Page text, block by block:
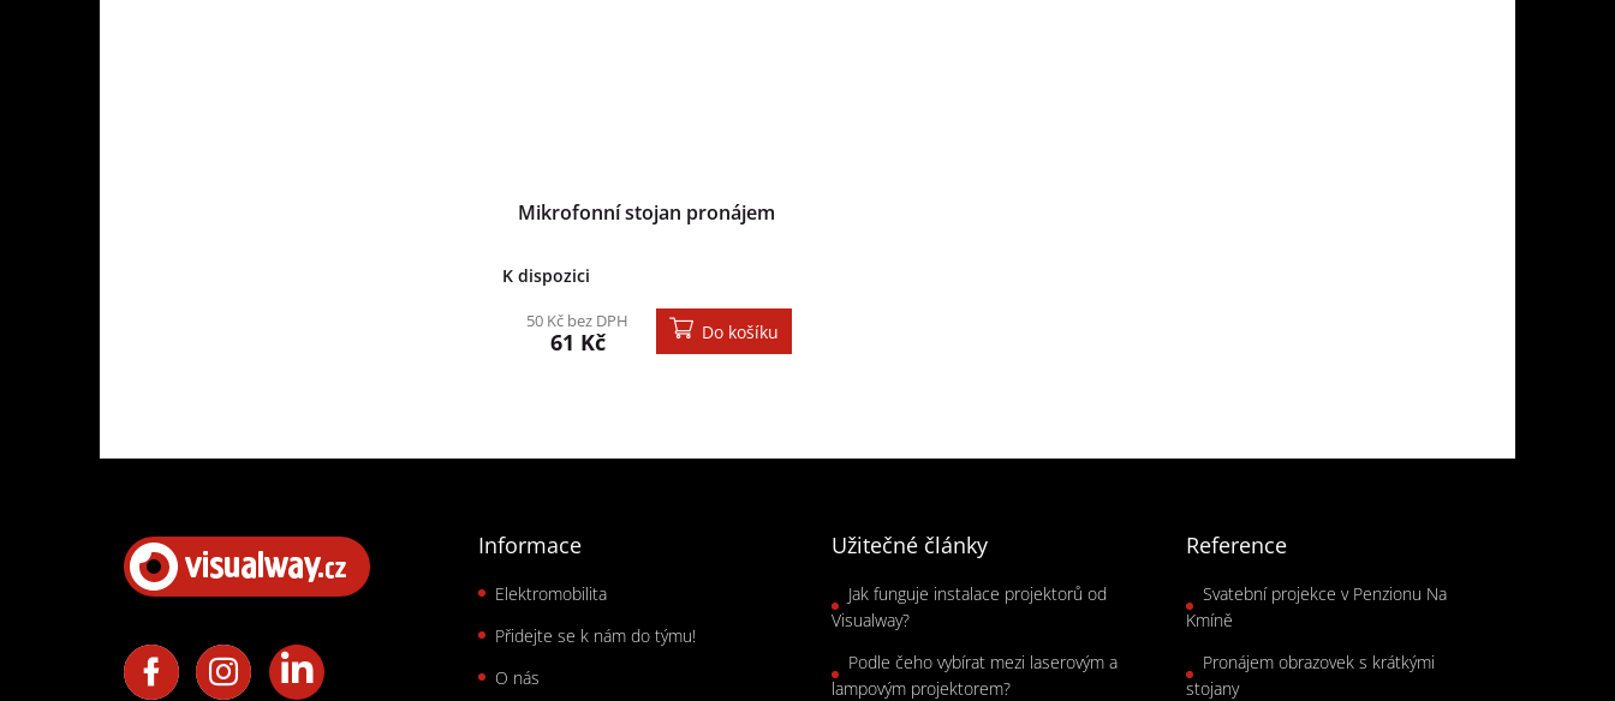
Mikrofonní stojan pronájem
K dispozici
50 Kč bez DPH
61 Kč Do košíku
Informace
Elektromobilita
Přidejte se k nám do týmu!
O nás
Užitečné články
Jak funguje instalace projektorů od
Visualway?
Podle čeho vybírat mezi laserovým a
lampovým projektorem?
Reference
Svatební projekce v Penzionu Na
Kmíně
Pronájem obrazovek s krátkými
stojany